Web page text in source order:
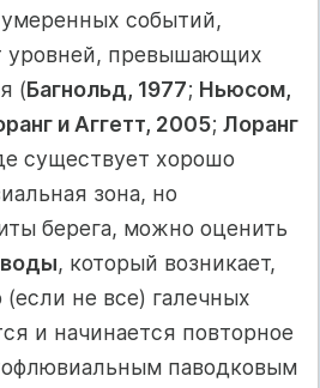
событий,
уровней, превышающих
(Багнольд, 1977; Ньюсом,
и Аггетт, 2005; Лоранг
существует хорошо
зона, но
берега, можно оценить
, который возникает,
не все) галечных
и начинается повторное
паводковым